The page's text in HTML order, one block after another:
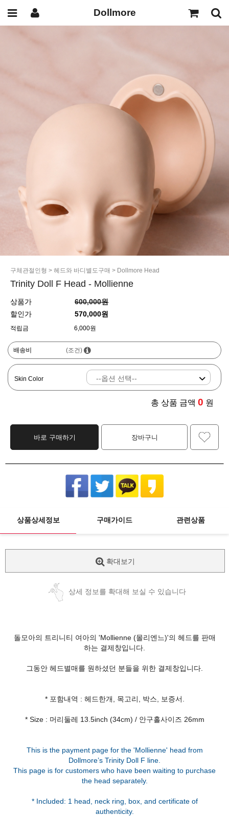
Dollmore
구체관절인형 > 헤드와 바디별도구매 > Dollmore Head
Trinity Doll F Head - Mollienne
상품가
600,000원
할인가
570,000원
적립금 6,000원
배송비 (조건)
Skin Color
총 상품 금액 0 원
바로 구매하기 장바구니
상품상세정보 구매가이드 관련상품
확대보기
상세 정보를 확대해 보실 수 있습니다
돌모아의 트리니티 여아의 'Mollienne (몰리엔느)'의 헤드를 판매
하는 결제창입니다.
그동안 헤드별매를 원하셨던 분들을 위한 결제창입니다.
* 포함내역 : 헤드한개, 목고리, 박스, 보증서.
* Size : 머리둘레 13.5inch (34cm) / 안구홀사이즈 26mm
This is the payment page for the 'Mollienne' head from
Dollmore’s Trinity Doll F line.
This page is for customers who have been waiting to purchase
the head separately.
* Included: 1 head, neck ring, box, and certificate of
authenticity.